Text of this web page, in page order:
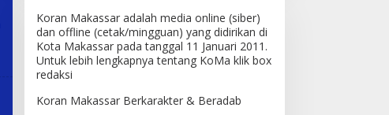
Koran Makassar adalah media online (siber)
dan offline (cetak/mingguan) yang didirikan di
Kota Makassar pada tanggal 11 Januari 2011.
Untuk lebih lengkapnya tentang KoMa klik box
redaksi
Koran Makassar Berkarakter & Beradab